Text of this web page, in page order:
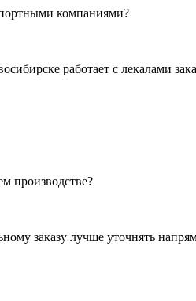
компаниями?
работает с лекалами
производстве?
заказу лучше уточнять